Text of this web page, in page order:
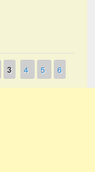
3 4 5
6